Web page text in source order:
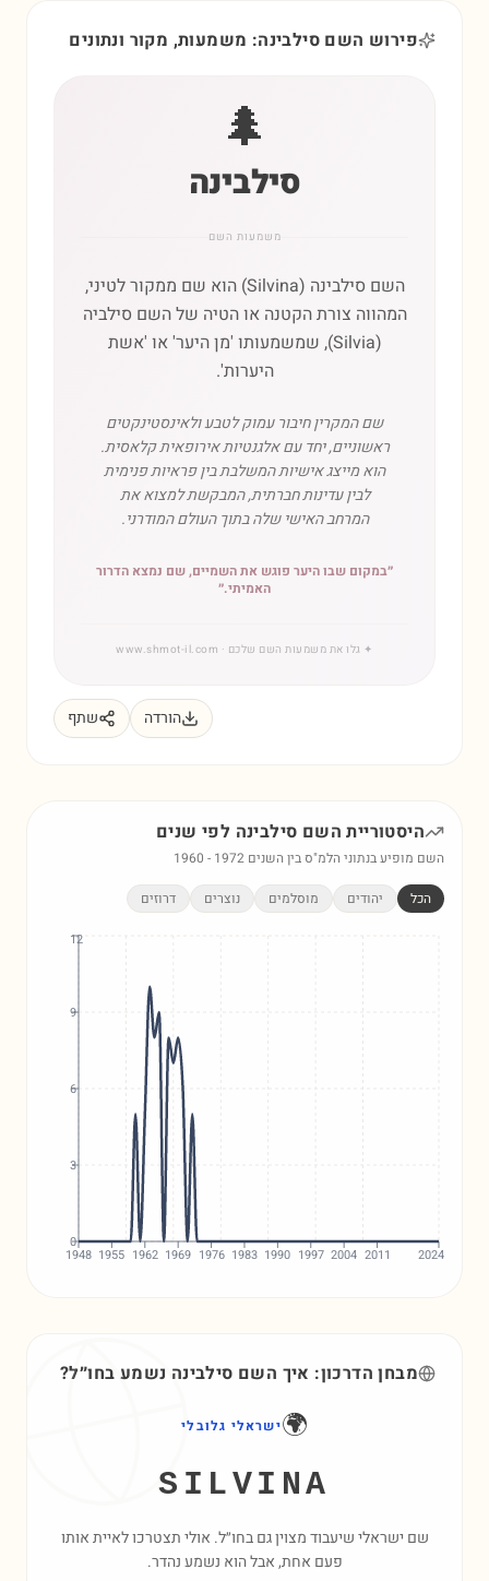
פירוש השם סילבינה: משמעות, מקור ונתונים
🌲
סילבינה
משמעות השם
השם סילבינה (Silvina) הוא שם ממקור לטיני,
המהווה צורת הקטנה או הטיה של השם סילביה
(Silvia), שמשמעותו 'מן היער' או 'אשת
היערות'.
שם המקרין חיבור עמוק לטבע ולאינסטינקטים
ראשוניים, יחד עם אלגנטיות אירופאית קלאסית.
הוא מייצג אישיות המשלבת בין פראיות פנימית
לבין עדינות חברתית, המבקשת למצוא את
המרחב האישי שלה בתוך העולם המודרני.
״במקום שבו היער פוגש את השמיים, שם נמצא הדרור
האמיתי.״
✦ גלו את משמעות השם שלכם · www.shmot-il.com
הורדה שתף
היסטוריית השם סילבינה לפי שנים
השם מופיע בנתוני הלמ"ס בין השנים 1960 - 1972
הכל יהודים מוסלמים נוצרים דרוזים
1948 1955 1962 1969 1976 1983 1990 1997 2004 2011 2024
0
3
6
9
12
מבחן הדרכון: איך השם סילבינה נשמע בחו״ל?
🌍ישראלי גלובלי
SILVINA
שם ישראלי שיעבוד מצוין גם בחו״ל. אולי תצטרכו לאיית אותו
פעם אחת, אבל הוא נשמע נהדר.